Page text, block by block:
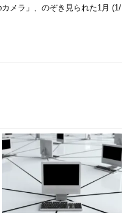
カメラ」、のぞき見られた1月 (1/